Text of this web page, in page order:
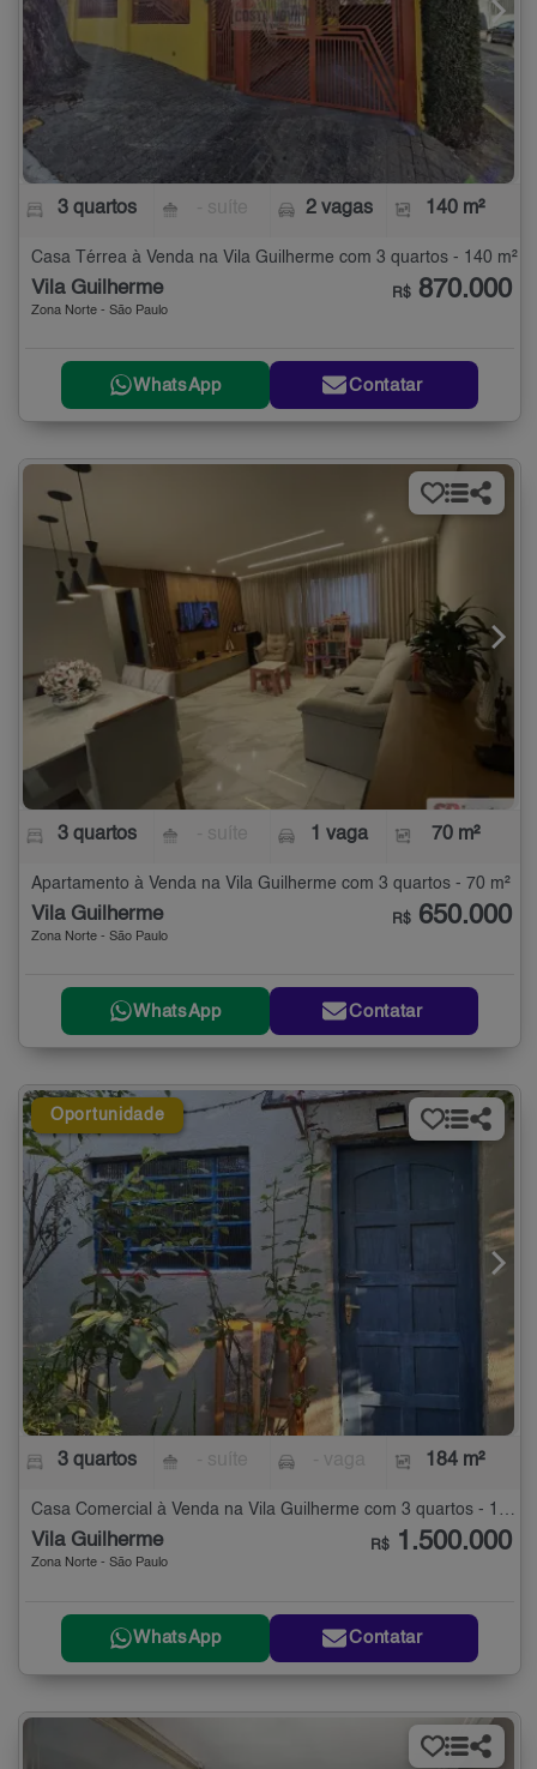
3 quartos 2 vagas 140 m²
Casa Térrea à Venda na Vila Guilherme com 3 quartos - 140 m²
Vila Guilherme
Zona Norte - São Paulo
R$ 870.000
WhatsApp Contatar
3 quartos 1 vaga 70 m²
Apartamento à Venda na Vila Guilherme com 3 quartos - 70 m²
Vila Guilherme
Zona Norte - São Paulo
R$ 650.000
WhatsApp Contatar
Oportunidade
3 quartos 184 m²
Casa Comercial à Venda na Vila Guilherme com 3 quartos - 184 m²
Vila Guilherme
Zona Norte - São Paulo
R$ 1.500.000
WhatsApp Contatar